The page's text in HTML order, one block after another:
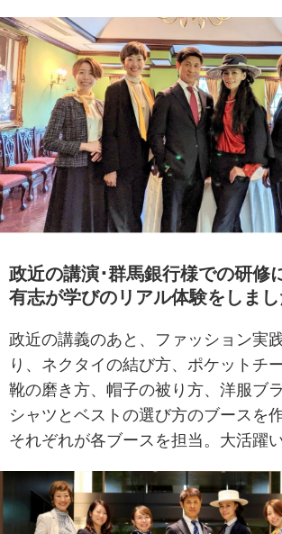
政近の講演･群馬銀行様での研修
有志が学びのリアル体験をしまし
政近の講義のあと、ファッション実
り、ネクタイの結び方、ポケットチ
靴の磨き方、帽子の被り方、洋服ブ
シャツとベストの選び方のブースを
それぞれが各ブースを担当。大活躍